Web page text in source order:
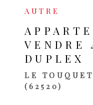
AUTRE
VENDRE
DUPLEX
LE
(62520)